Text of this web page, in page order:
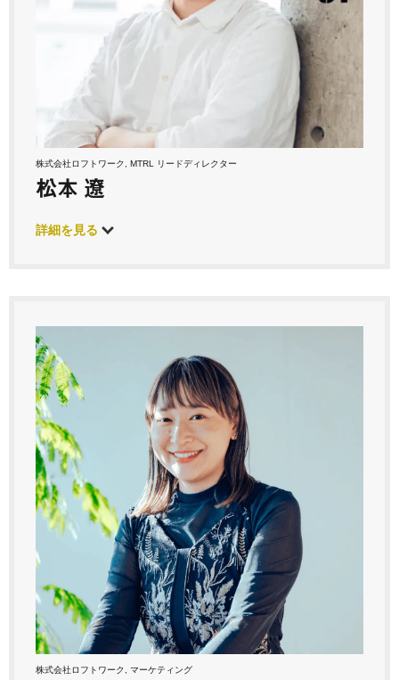
株式会社ロフトワーク, MTRL リードディレクター
松本 遼
詳細を見る
株式会社ロフトワーク, マーケティング